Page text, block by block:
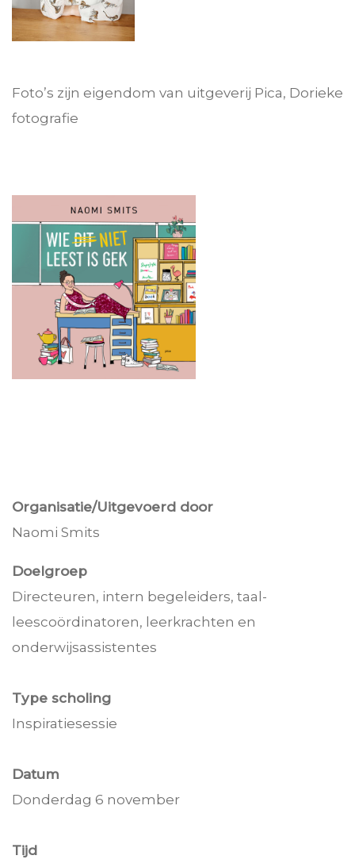
Foto’s zijn eigendom van uitgeverij Pica, Dorieke
fotografie
Organisatie/Uitgevoerd door
Naomi Smits
Doelgroep
Directeuren, intern begeleiders, taal-
leescoördinatoren, leerkrachten en
onderwijsassistentes
Type scholing
Inspiratiesessie
Datum
Donderdag 6 november
Tijd